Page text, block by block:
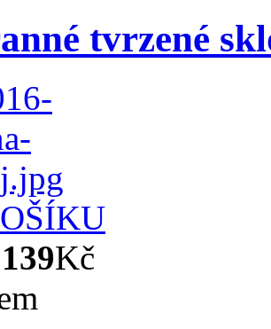
tvrzené
139Kč